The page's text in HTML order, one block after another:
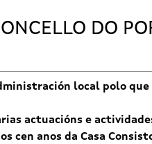
DO
local polo
actuacións e
cen anos da Casa